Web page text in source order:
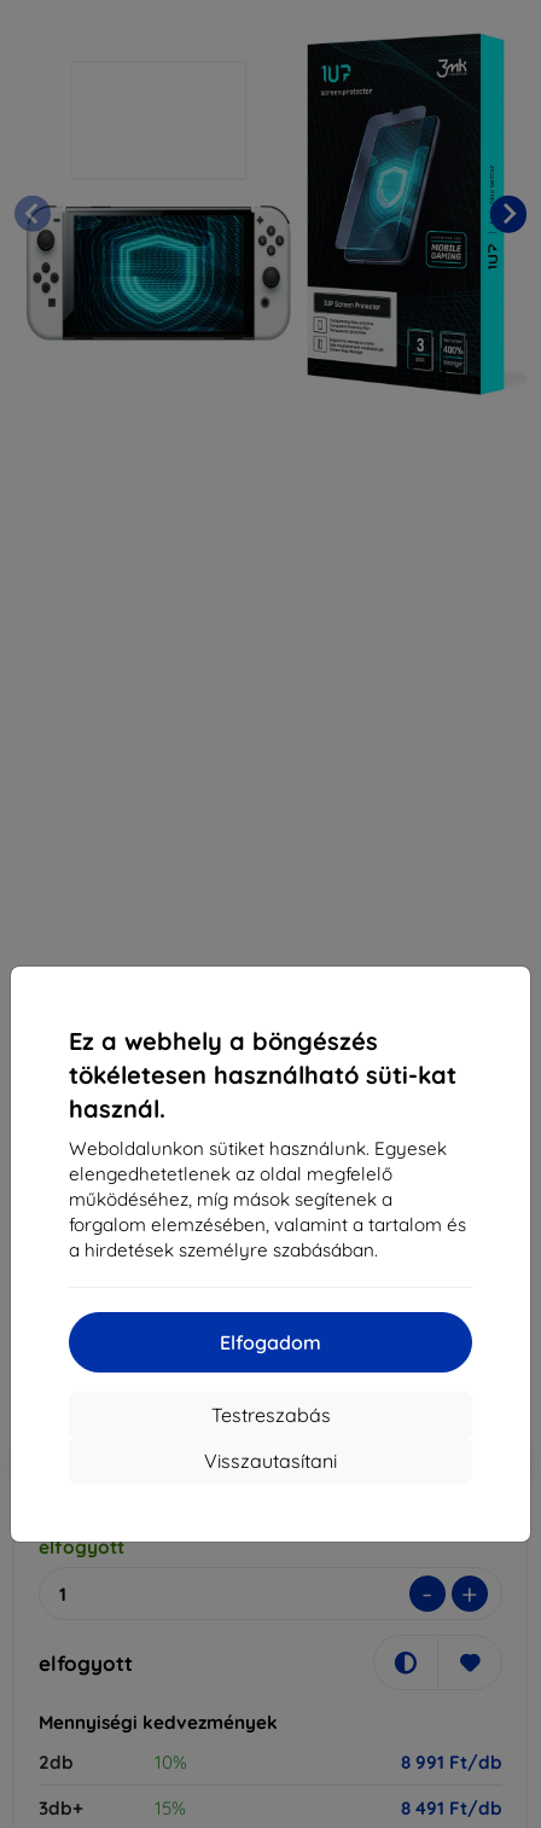
Ez a webhely a böngészés
tökéletesen használható süti-kat
használ.
Weboldalunkon sütiket használunk. Egyesek
elengedhetetlenek az oldal megfelelő
működéséhez, míg mások segítenek a
forgalom elemzésében, valamint a tartalom és
a hirdetések személyre szabásában.
Elfogadom
Testreszabás
Visszautasítani
KIJELZŐVÉDŐ FÓLIA 3MK Folia 1UP Nintendo
Switch Oled Gaming foil 3 pcs
Alkalmas: Nintendo Switch
9 990 Ft
8 991 Ft
Kedvezmény kuponnalEXTRA10
elfogyott
- +
elfogyott
Mennyiségi kedvezmények
2db
10%
8 991 Ft/db
3db+
15% 8 491 Ft/db